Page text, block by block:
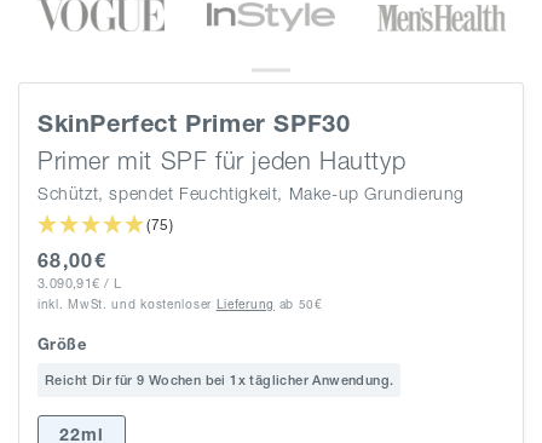
SkinPerfect Primer SPF30
Primer mit SPF für jeden Hauttyp
Schützt, spendet Feuchtigkeit, Make-up Grundierung
(75)
Normaler
Preis
68,00€
GRUNDPREIS
3.090,91€ / PRO
L
inkl. MwSt.und kostenloser Lieferung ab 50€
Größe
Reicht Dir für 9 Wochen bei 1x täglicher Anwendung.
22ml